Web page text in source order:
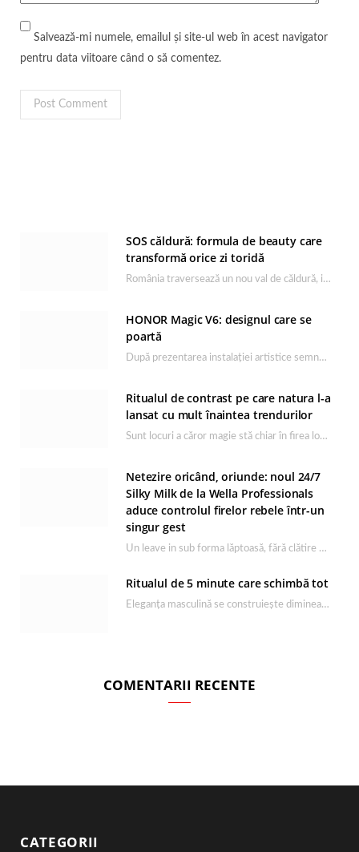
Salvează-mi numele, emailul și site-ul web în acest navigator
pentru data viitoare când o să comentez.
SOS căldură: formula de beauty care
transformă orice zi toridă
România traversează un nou val de căldură, iar rutina de îngrijire capătă un rol esențial…
HONOR Magic V6: designul care se
poartă
După prezentarea instalației artistice semnată de Catrinel Săbăciag în cadrul evenimentului de lansare HONOR Magic…
Ritualul de contrast pe care natura l-a
lansat cu mult înaintea trendurilor
Sunt locuri a căror magie stă chiar în firea lor naturală, iar Lacul Ursu din…
Netezire oricând, oriunde: noul 24/7
Silky Milk de la Wella Professionals
aduce controlul firelor rebele într-un
singur gest
Un leave in sub forma lăptoasă, fără clătire care completează rutina Ultimate Smooth și transformă…
Ritualul de 5 minute care schimbă tot
Eleganța masculină se construiește dimineața, în câteva minute și cu produsele potrivite. O rutină de…
COMENTARII RECENTE
CATEGORII